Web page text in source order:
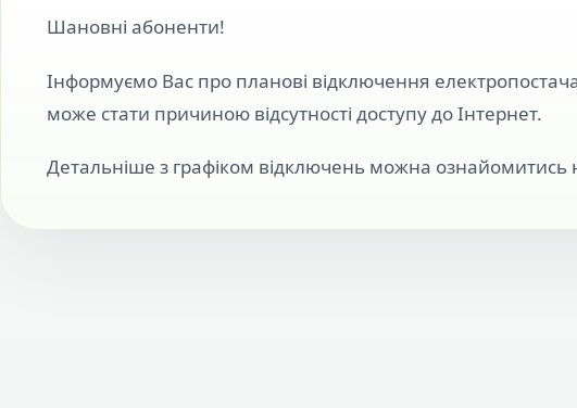
Шановні абоненти!
Інформуємо Вас про планові відключення
може стати причиною відсутності доступу до Інтернет.
Детальніше з графіком відключень можна ознайомитись